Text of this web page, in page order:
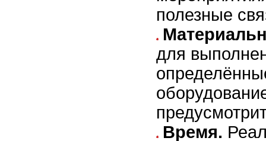
полезные
для
Время.